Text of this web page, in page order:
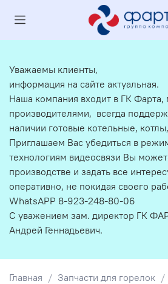
Главная
Запчасти для горелок
Уважаемы клиенты,
информация на сайте актуальная.
Наша компания входит в ГК Фарта,
производителями, всегда
наличии готовые котельные,
Приглашаем Вас убедиться в
технологиям видеосвязи Вы
производстве и задать все
оперативно, не покидая своего
WhatsAPP 8-923-248-80-06
С уважением зам. директор ГК
Андрей Геннадьевич.